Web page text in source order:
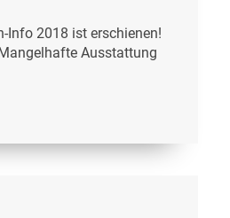
Info 2018 ist erschienen!
Ausstattung